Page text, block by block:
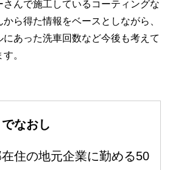
んで施工しているコーティングな
ら得た情報をベースとしながら、
にあった洗車回数など今後も考えて
。
でなおし
住の地元企業に勤める50